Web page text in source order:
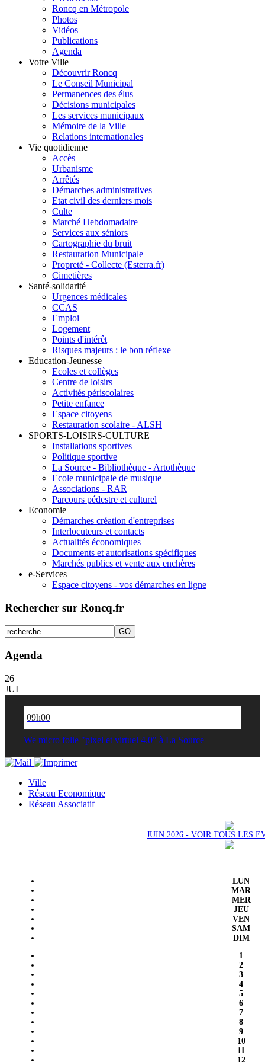
Roncq en Métropole
Photos
Vidéos
Publications
Agenda
Votre Ville
Découvrir Roncq
Le Conseil Municipal
Permanences des élus
Décisions municipales
Les services municipaux
Mémoire de la Ville
Relations internationales
Vie quotidienne
Accès
Urbanisme
Arrêtés
Démarches administratives
Etat civil des derniers mois
Culte
Marché Hebdomadaire
Services aux séniors
Cartographie du bruit
Restauration Municipale
Propreté - Collecte (Esterra.fr)
Cimetières
Santé-solidarité
Urgences médicales
CCAS
Emploi
Logement
Points d'intérêt
Risques majeurs : le bon réflexe
Education-Jeunesse
Ecoles et collèges
Centre de loisirs
Activités périscolaires
Petite enfance
Espace citoyens
Restauration scolaire - ALSH
SPORTS-LOISIRS-CULTURE
Installations sportives
Politique sportive
La Source - Bibliothèque - Artothèque
Ecole municipale de musique
Associations - RAR
Parcours pédestre et culturel
Economie
Démarches création d'entreprises
Interlocuteurs et contacts
Actualités économiques
Documents et autorisations spécifiques
Marchés publics et vente aux enchères
e-Services
Espace citoyens - vos démarches en ligne
Rechercher sur Roncq.fr
Agenda
26
JUI
09h00
We micro folie "pixel et virtuel 4.0" à La Source
Ville
Réseau Economique
Réseau Associatif
JUIN 2026 - VOIR TOUS LES
LUN
MAR
MER
JEU
VEN
SAM
DIM
1
2
3
4
5
6
7
8
9
10
11
12